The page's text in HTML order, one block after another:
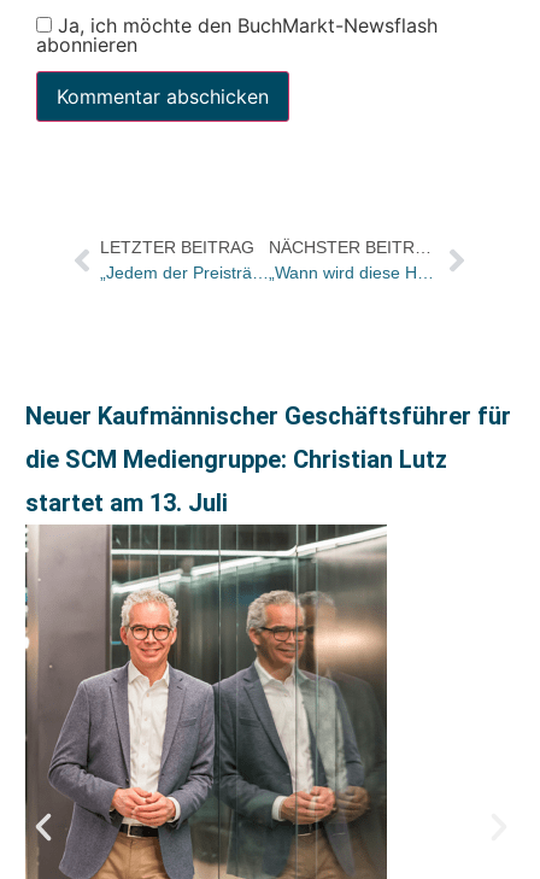
Ja, ich möchte den BuchMarkt-Newsflash
abonnieren
LETZTER BEITRAG
„Jedem der Preisträger ist es gelungen, im Anschluss an die Preisverleihung einen Verlag zu finden“
NÄCHSTER BEITRAG
„Wann wird diese Hölle enden?“ ist eines der wichtigsten Zeitzeugen-Dokumente zum Holocaust und zum Zweiten Weltkrieg. Eine bewegende, unvergessliche Lektüre.
Neuer Kaufmännischer Geschäftsführer für
die SCM Mediengruppe: Christian Lutz
startet am 13. Juli